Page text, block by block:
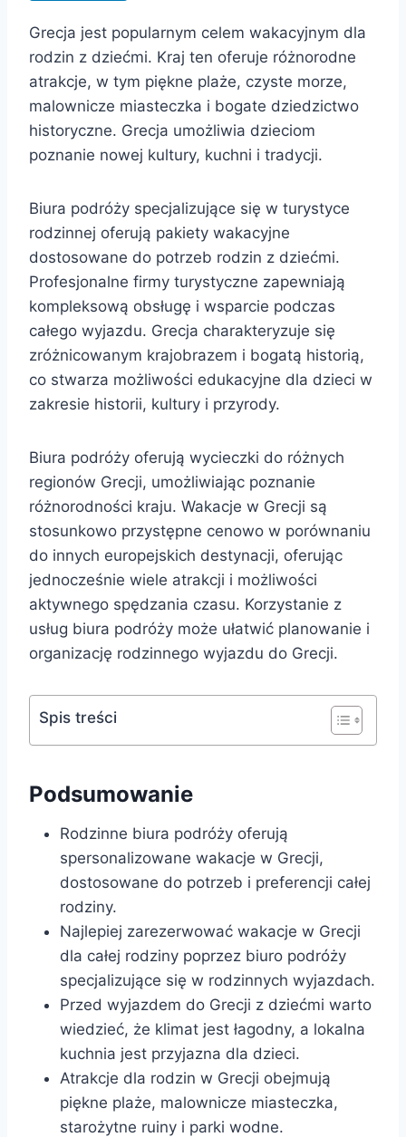
Grecja jest popularnym celem wakacyjnym dla
rodzin z dziećmi. Kraj ten oferuje różnorodne
atrakcje, w tym piękne plaże, czyste morze,
malownicze miasteczka i bogate dziedzictwo
historyczne. Grecja umożliwia dzieciom
poznanie nowej kultury, kuchni i tradycji.
Biura podróży specjalizujące się w turystyce
rodzinnej oferują pakiety wakacyjne
dostosowane do potrzeb rodzin z dziećmi.
Profesjonalne firmy turystyczne zapewniają
kompleksową obsługę i wsparcie podczas
całego wyjazdu. Grecja charakteryzuje się
zróżnicowanym krajobrazem i bogatą historią,
co stwarza możliwości edukacyjne dla dzieci w
zakresie historii, kultury i przyrody.
Biura podróży oferują wycieczki do różnych
regionów Grecji, umożliwiając poznanie
różnorodności kraju. Wakacje w Grecji są
stosunkowo przystępne cenowo w porównaniu
do innych europejskich destynacji, oferując
jednocześnie wiele atrakcji i możliwości
aktywnego spędzania czasu. Korzystanie z
usług biura podróży może ułatwić planowanie i
organizację rodzinnego wyjazdu do Grecji.
Spis treści
Podsumowanie
Rodzinne biura podróży oferują
spersonalizowane wakacje w Grecji,
dostosowane do potrzeb i preferencji całej
rodziny.
Najlepiej zarezerwować wakacje w Grecji
dla całej rodziny poprzez biuro podróży
specjalizujące się w rodzinnych wyjazdach.
Przed wyjazdem do Grecji z dziećmi warto
wiedzieć, że klimat jest łagodny, a lokalna
kuchnia jest przyjazna dla dzieci.
Atrakcje dla rodzin w Grecji obejmują
piękne plaże, malownicze miasteczka,
starożytne ruiny i parki wodne.